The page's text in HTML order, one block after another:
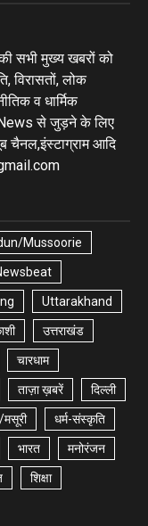
सभी मुख्य खबरों को
विरासतों, लोक
व धार्मिक
News से जुड़ने के लिए
चैनल,इंस्टाग्राम आदि
Mussoorie
Uttarakhand
उत्तराखंड
चारधाम
ताज़ा ख़बरें दिल्ली
मसूरी धर्म-संस्कृति
भारत मनोरंजन
शिक्षा